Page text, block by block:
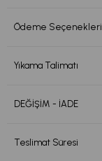
Ödeme Seçenekleri
Yıkama Talimatı
DEĞİŞİM - İADE
Teslimat Süresi